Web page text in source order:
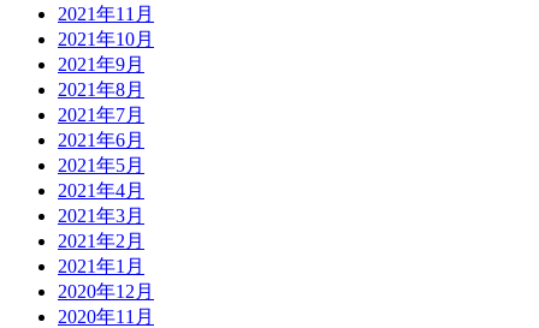
2021年11月
2021年10月
2021年9月
2021年8月
2021年7月
2021年6月
2021年5月
2021年4月
2021年3月
2021年2月
2021年1月
2020年12月
2020年11月